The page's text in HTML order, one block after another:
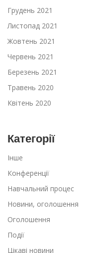
Грудень 2021
Листопад 2021
Жовтень 2021
Червень 2021
Березень 2021
Травень 2020
Квітень 2020
Категорії
Інше
Конференції
Навчальний процес
Новини, оголошення
Оголошення
Події
Цікаві новини